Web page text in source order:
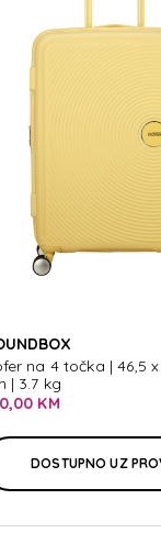
na 4 točka | 46,5
| 3.7 kg
KM
DOSTUPNO UZ